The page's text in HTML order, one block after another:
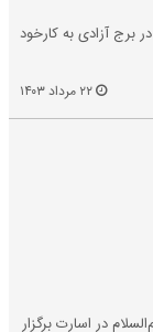
برج آزادی به کارخود
در اسارت برگزار